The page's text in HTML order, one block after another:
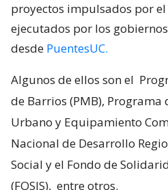
proyectos impulsados por
ejecutados por los
desde PuentesUC.
Algunos de ellos son el
de Barrios (PMB),
Urbano y Equipamiento
Nacional de Desarrollo
Social y el Fondo de
(FOSIS), entre otros.